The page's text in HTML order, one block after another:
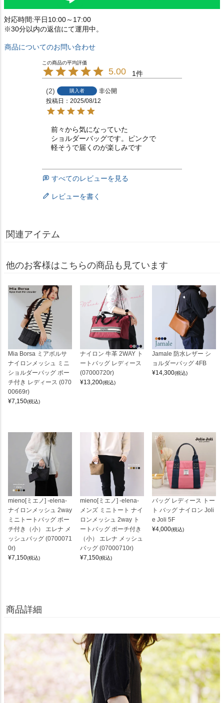
対応時間:平日10:00～17:00
※30分以内の返信にて運用中。
商品についてのお問い合わせ
5.00 1
2 購入者
非公開
投稿日
2025/08/12
前々から気になっていた
ショルダーバッグです。ピンクで
すべてのレビューを見る
レビューを書く
関連アイテム
他のお客様はこちらの商品も見ています
Mia Borsa ミアボルサ
ナイロンメッシュ ミニ
ショルダーバッグ ポー
チ付き レディース (070
00669r)
¥7,150(税込)
ナイロン 牛革 2WAY ト
ートバッグ レディース
(07000720r)
¥13,200(税込)
Jamale 防水レザー シ
ョルダーバッグ 4FB
¥14,300(税込)
mieno[ミエノ] -elena-
ナイロンメッシュ 2way
ミニトートバッグ ポー
チ付き（小） エレナ メ
ッシュバッグ (0700071
0r)
¥7,150(税込)
mieno[ミエノ] -elena-
メンズ ミニトート ナイ
ロンメッシュ 2way ト
ートバッグ ポーチ付き
（小） エレナ メッシュ
バッグ (07000710r)
¥7,150(税込)
バッグ レディース トー
ト バッグ ナイロン Joli
e Joli 5F
¥4,000(税込)
商品詳細